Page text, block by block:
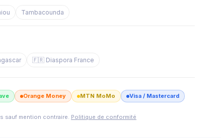
Tambacounda
🇫🇷 Diaspora France
Orange Money MTN MoMo Visa / Mastercard
sauf mention contraire. Politique de conformité